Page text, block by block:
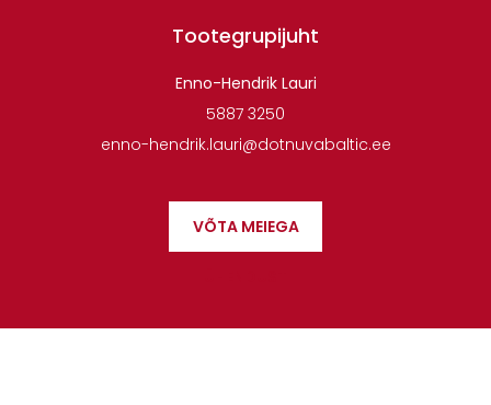
VÕTA MEIEGA
Tootegrupijuht
Enno-Hendrik Lauri
5887 3250
enno-hendrik.lauri@dotnuvabaltic.ee